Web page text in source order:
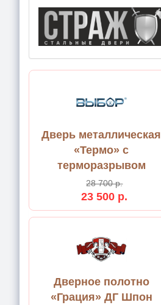
Дверь металлическая
«Термо» с
терморазрывом
28 700 р.
23 500 р.
Дверное полотно
«Грация» ДГ Шпон